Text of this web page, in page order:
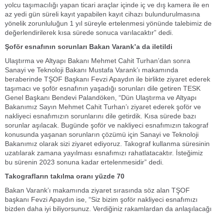
yolcu taşımacılığı yapan ticari araçlar içinde iç ve dış kamera ile en
az yedi gün süreli kayıt yapabilen kayıt cihazı bulundurulmasına
yönelik zorunluluğun 1 yıl süreyle ertelenmesi yönünde talebimiz de
değerlendirilerek kısa sürede sonuca varılacaktır” dedi.
Şoför esnafının sorunları Bakan Varank’a da iletildi
Ulaştırma ve Altyapı Bakanı Mehmet Cahit Turhan’dan sonra
Sanayi ve Teknoloji Bakanı Mustafa Varank’ı makamında
beraberinde TŞOF Başkanı Fevzi Apaydın ile birlikte ziyaret ederek
taşımacı ve şoför esnafının yaşadığı sorunları dile getiren TESK
Genel Başkanı Bendevi Palandöken, “Dün Ulaştırma ve Altyapı
Bakanımız Sayın Mehmet Cahit Turhan’ı ziyaret ederek şoför ve
nakliyeci esnafımızın sorunlarını dile getirdik. Kısa sürede bazı
sorunlar aşılacak. Bugünde şoför ve nakliyeci esnafımızın takograf
konusunda yaşanan sorunların çözümü için Sanayi ve Teknoloji
Bakanımız olarak sizi ziyaret ediyoruz. Takograf kullanma süresinin
uzatılarak zamana yayılması esnafımızı rahatlatacaktır. İsteğimiz
bu sürenin 2023 sonuna kadar ertelenmesidir” dedi.
Takografların takılma oranı yüzde 70
Bakan Varank’ı makamında ziyaret sırasında söz alan TŞOF
başkanı Fevzi Apaydın ise, “Siz bizim şoför nakliyeci esnafımızı
bizden daha iyi biliyorsunuz. Verdiğiniz rakamlardan da anlaşılacağı